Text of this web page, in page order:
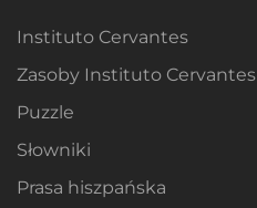
Instituto Cervantes
Zasoby Instituto Cervantes
Puzzle
Słowniki
Prasa hiszpańska